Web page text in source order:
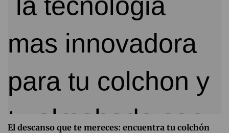
El descanso que te mereces: encuentra tu colchón